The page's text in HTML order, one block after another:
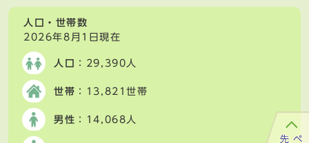
人口・世帯数
2026年8月1日現在
人口 ：29,390人
世帯 ：13,821世帯
男性 ：14,068人